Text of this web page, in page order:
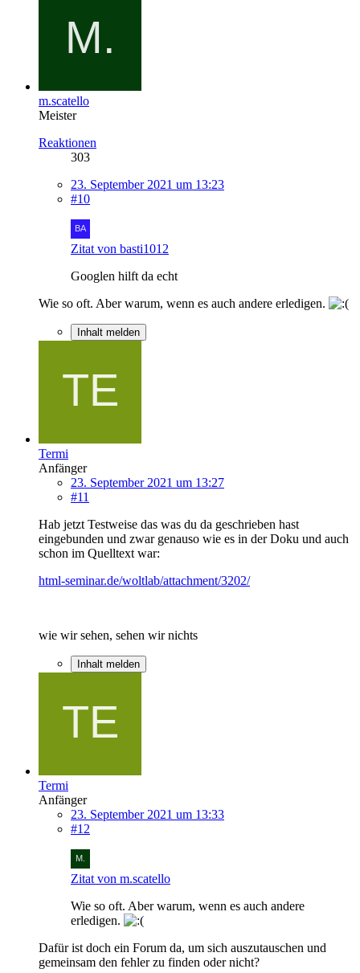
m.scatello
Meister
Reaktionen
303
23. September 2021 um 13:23
#10
Zitat von basti1012
Googlen hilft da echt
Wie so oft. Aber warum, wenn es auch andere erledigen.
Inhalt melden
Termi
Anfänger
23. September 2021 um 13:27
#11
Hab jetzt Testweise das was du da geschrieben hast
eingebunden und zwar genauso wie es in der Doku und auch
schon im Quelltext war:
html-seminar.de/woltlab/attachment/3202/
wie wir sehen, sehen wir nichts
Inhalt melden
Termi
Anfänger
23. September 2021 um 13:33
#12
Zitat von m.scatello
Wie so oft. Aber warum, wenn es auch andere
erledigen.
Dafür ist doch ein Forum da, um sich auszutauschen und
gemeinsam den fehler zu finden oder nicht?